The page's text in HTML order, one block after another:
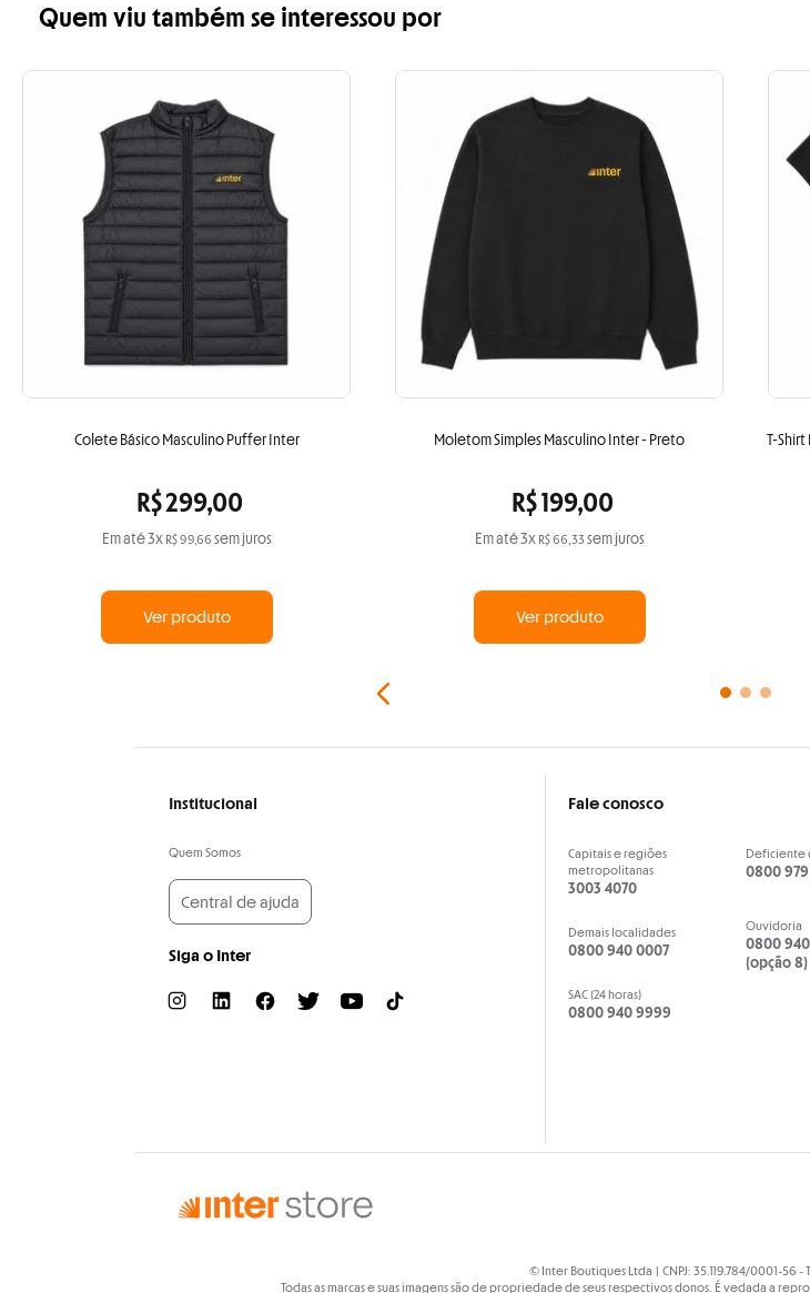
Quem viu também se interessou por
Colete Básico Masculino Puffer Inter
R$299,00
Em até3x R$99,66 sem juros
Ver produto
Moletom Simples Masculino Inter - Preto
R$199,00
Em até3x R$66,33 sem juros
Ver produto
T-
Institucional
Quem Somos
Central de ajuda
Siga o Inter
Fale conosco
Capitais e regiões
metropolitanas
3003 4070
Demais localidades
0800 940 0007
SAC (24 horas)
0800 940 9999
Deficiente
0800
Ouvidoria
0800
(opção 8)
© Inter Boutiques Ltda | CNPJ: 35.119.784/0001-56
Todas as marcas e suas imagens são de propriedade de seus respectivos donos. É vedada a